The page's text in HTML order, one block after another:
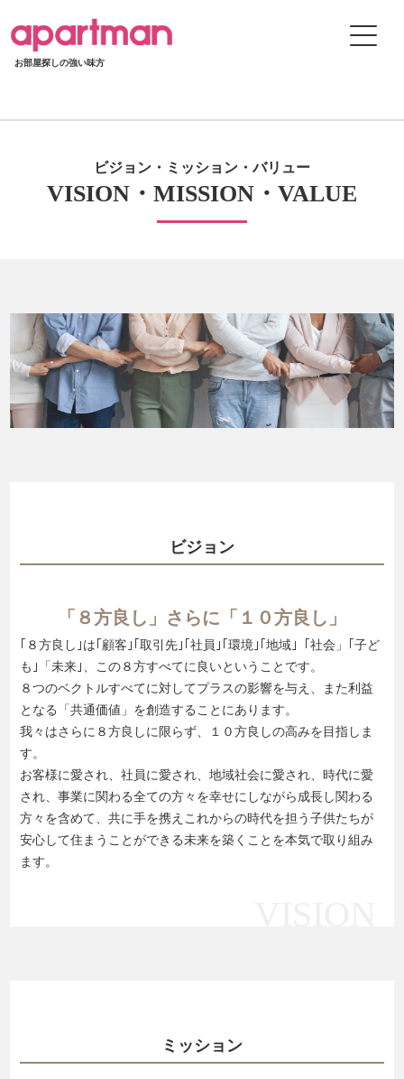
お部屋探しの強い味方
ビジョン・ミッション・バリュー
VISION・MISSION・VALUE
ビジョン
「８方良し」さらに「１０方良し」
｢８方良し｣は｢顧客｣｢取引先｣｢社員｣｢環境｣｢地域｣「社会」｢子ど
も｣「未来｣、この８方すべてに良いということです。
８つのベクトルすべてに対してプラスの影響を与え、また利益
となる「共通価値」を創造することにあります。
我々はさらに８方良しに限らず、１０方良しの高みを目指しま
す。
お客様に愛され、社員に愛され、地域社会に愛され、時代に愛
され、事業に関わる全ての方々を幸せにしながら成長し関わる
方々を含めて、共に手を携えこれからの時代を担う子供たちが
安心して住まうことができる未来を築くことを本気で取り組み
ます。
ミッション